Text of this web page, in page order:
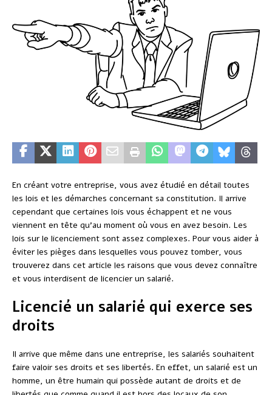
En créant votre entreprise, vous avez étudié en détail toutes
les lois et les démarches concernant sa constitution. Il arrive
cependant que certaines lois vous échappent et ne vous
viennent en tête qu’au moment où vous en avez besoin. Les
lois sur le licenciement sont assez complexes. Pour vous aider à
éviter les pièges dans lesquelles vous pouvez tomber, vous
trouverez dans cet article les raisons que vous devez connaître
et vous interdisent de licencier un salarié.
Licencié un salarié qui exerce ses
droits
Il arrive que même dans une entreprise, les salariés souhaitent
faire valoir ses droits et ses libertés. En effet, un salarié est un
homme, un être humain qui possède autant de droits et de